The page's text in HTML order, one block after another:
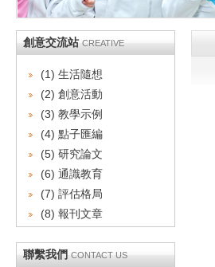
創意交流站 CREATIVE
(1) 生活隨想
(2) 創意活動
(3) 教學示例
(4) 點子匯編
(5) 研究論文
(6) 通識教育
(7) 評估格局
(8) 報刊文章
聯繫我們 CONTACT US